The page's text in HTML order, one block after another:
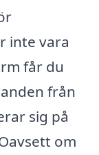
inte vara
får du
från
sig på
om